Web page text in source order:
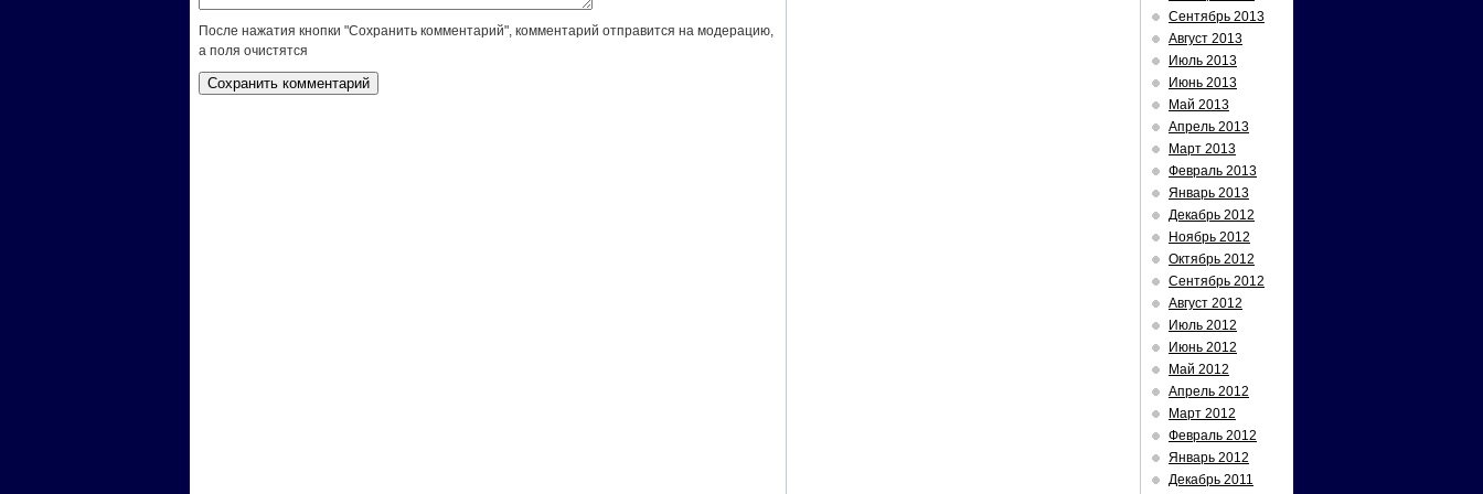
После нажатия кнопки "Сохранить комментарий", комментарий отправится на модерацию,
а поля очистятся
Сентябрь 2013
Август 2013
Июль 2013
Июнь 2013
Май 2013
Апрель 2013
Март 2013
Февраль 2013
Январь 2013
Декабрь 2012
Ноябрь 2012
Октябрь 2012
Сентябрь 2012
Август 2012
Июль 2012
Июнь 2012
Май 2012
Апрель 2012
Март 2012
Февраль 2012
Январь 2012
Декабрь 2011